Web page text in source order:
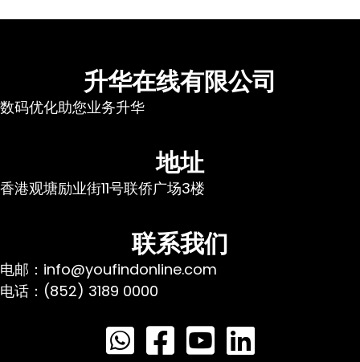
升华在线有限公司
数码优化助您业务升华
地址
香港观塘励业街11号联侨广场3楼
联系我们
电邮：info@youfindonline.com
电话：(852) 3189 0000